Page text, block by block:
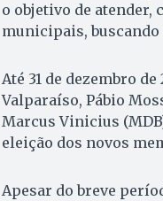
o objetivo de atender,
municipais,
Até 31 de dezembro
Valparaíso, Pábio
Marcus Vinicius
eleição dos novos
Apesar do breve